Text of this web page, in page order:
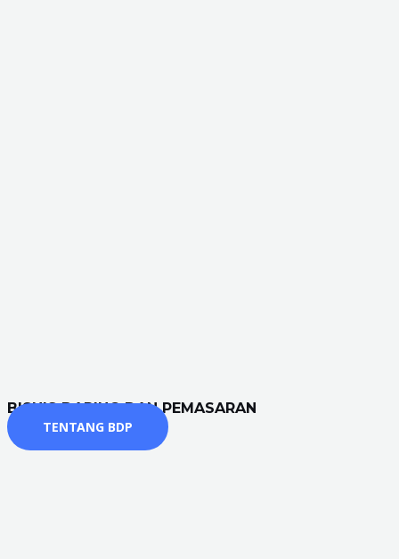
BISNIS DARING DAN PEMASARAN
TENTANG BDP